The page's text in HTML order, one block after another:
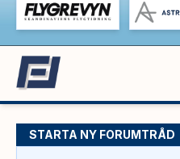
STARTA NY FORUMTRÅD